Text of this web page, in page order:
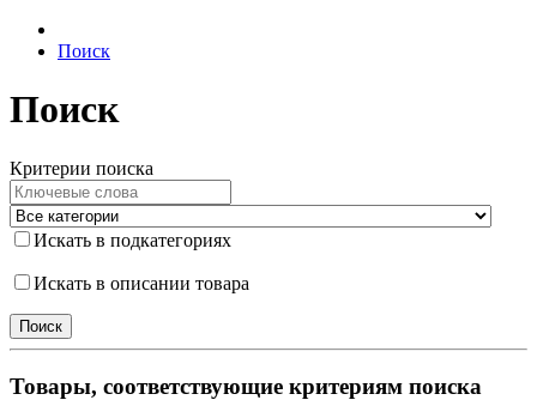
Поиск
Поиск
Критерии поиска
Искать в подкатегориях
Искать в описании товара
Товары, соответствующие критериям поиска